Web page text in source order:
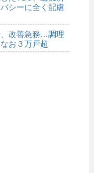
シーに全く配慮
、改善急務…調理
お３万戸超